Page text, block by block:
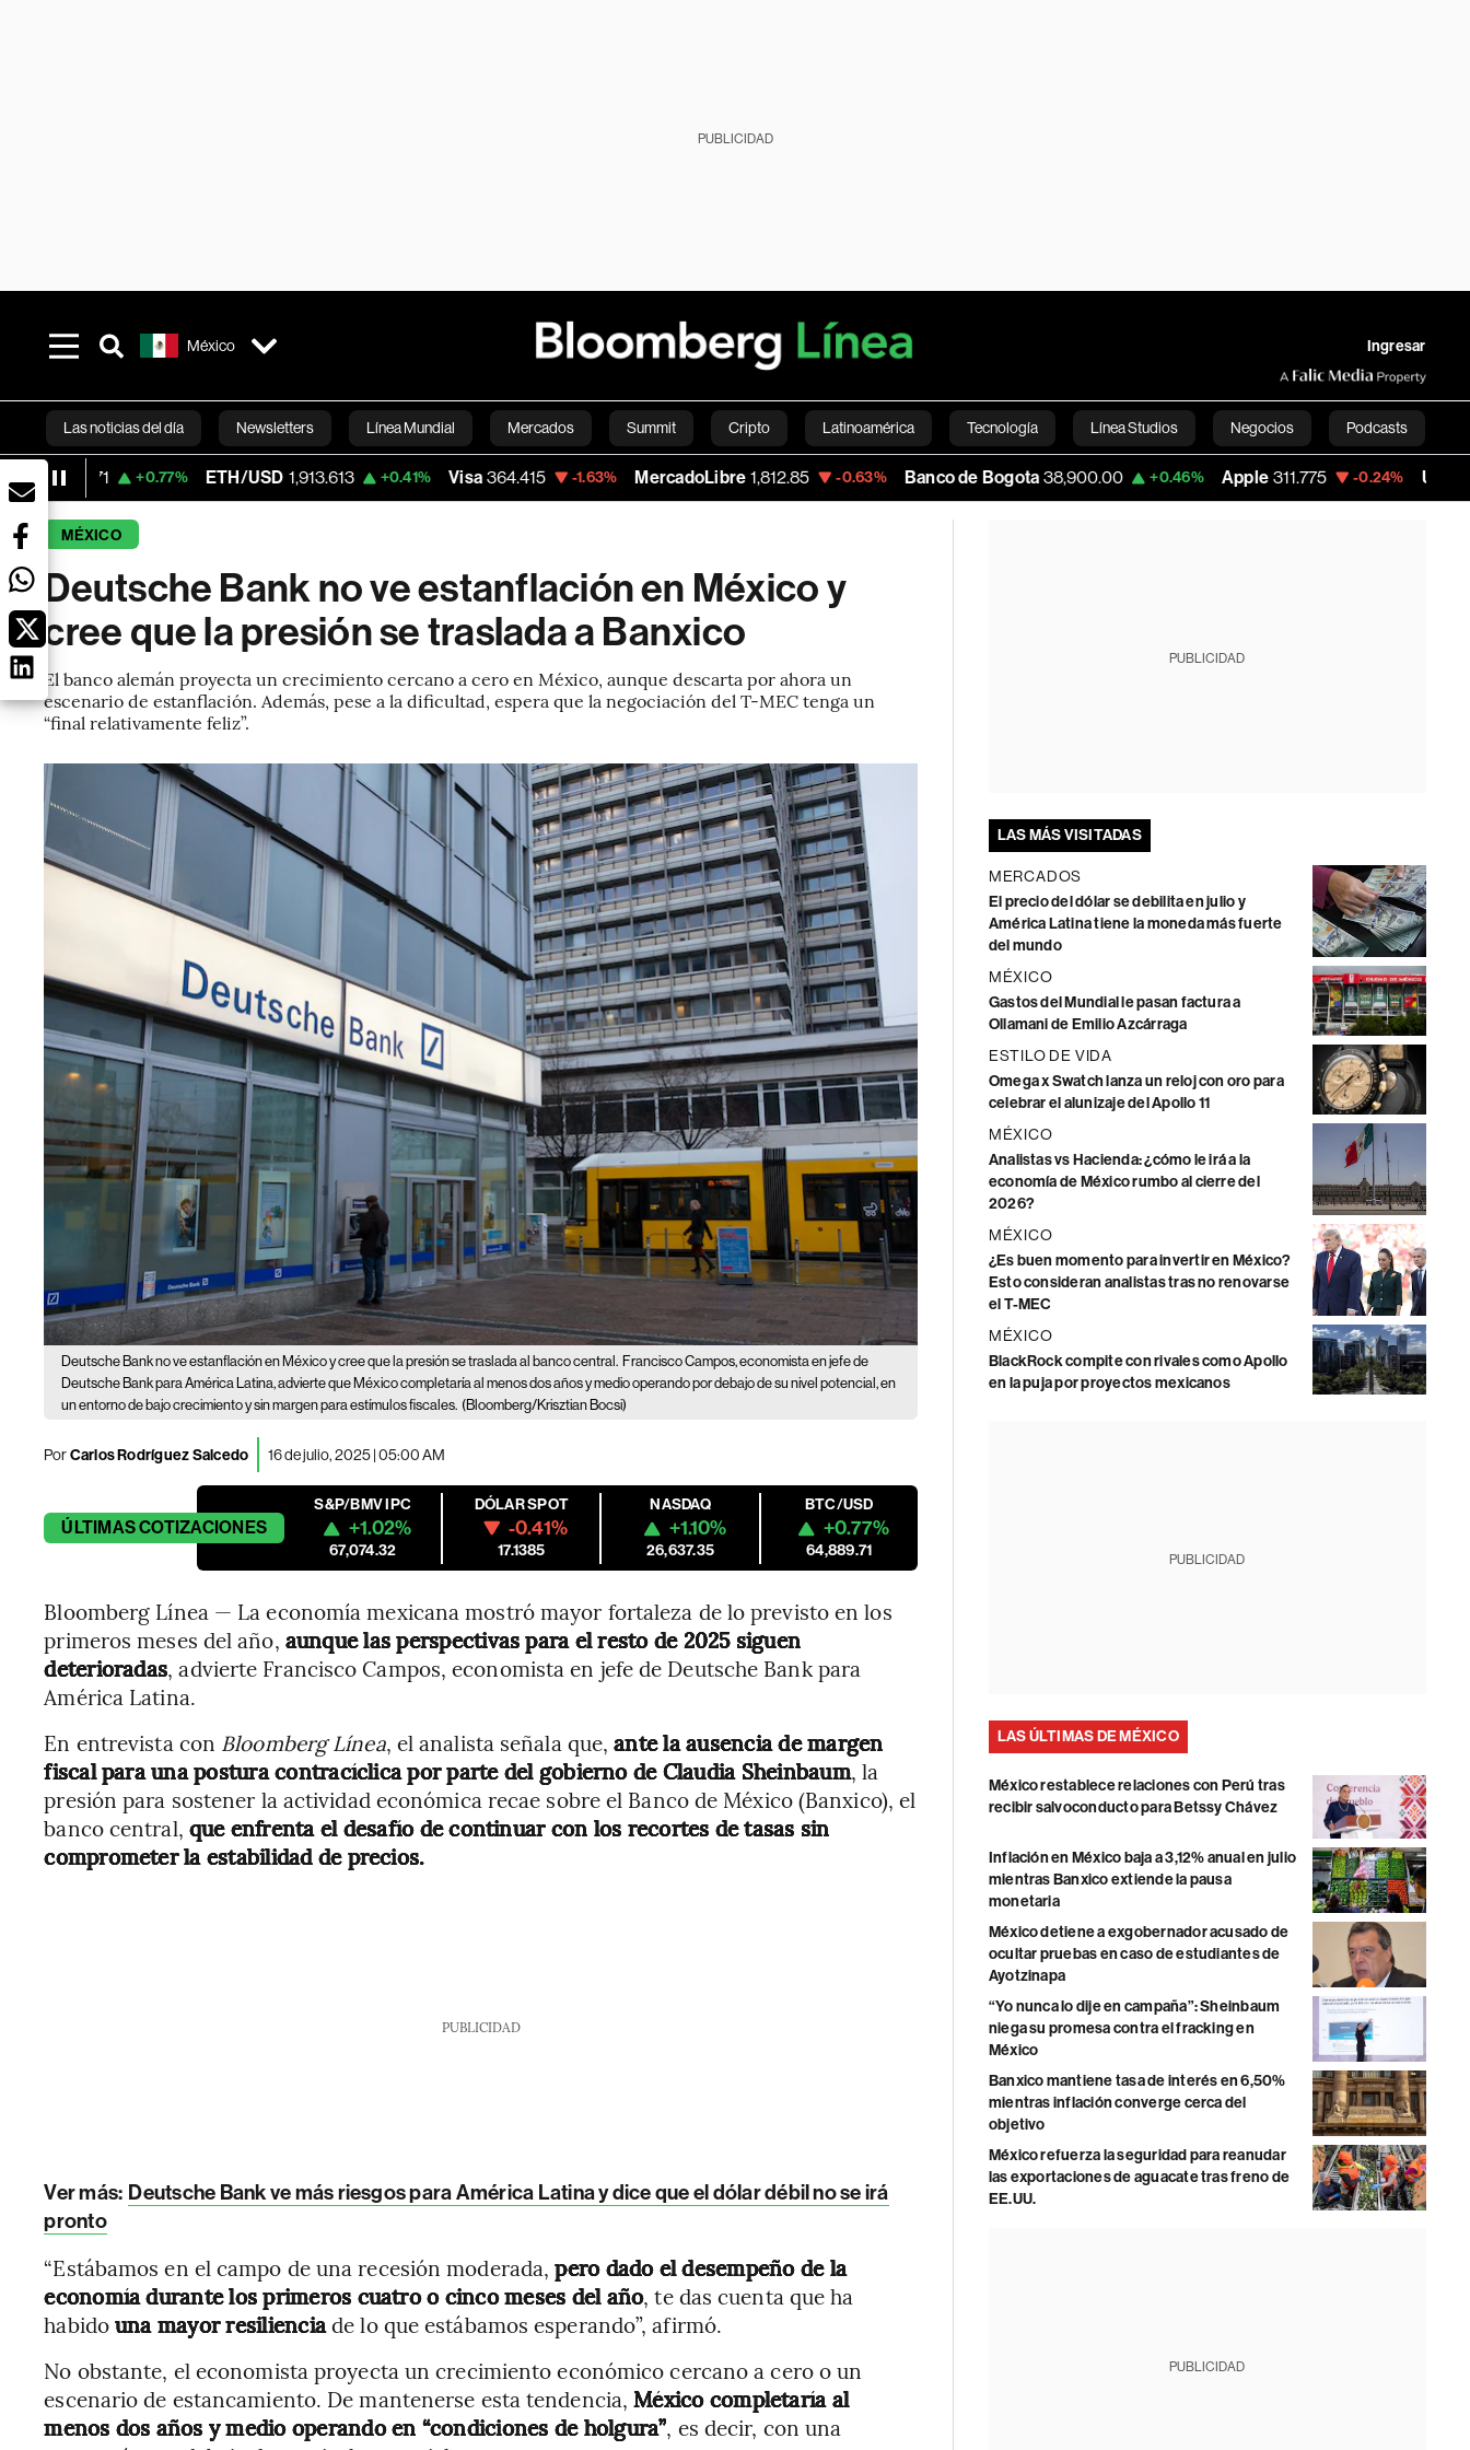
PUBLICIDAD
México Ingresar
Las noticias del día Newsletters Línea Mundial Mercados Summit Cripto Latinoamérica Tecnología Línea Studios Negocios Podcasts
Bloomberg Green Economía Estilo de vida Mundo Videos English
ETH/USD 1,913.613 +0.41% Visa 364.415 -1.63% MercadoLibre 1,812.85 -0.63% Banco de Bogota 38,900.00 +0.46% Apple 311.775 -0.24% USD COP 3,162.25
MÉXICO
Deutsche Bank no ve estanflación en México y
cree que la presión se traslada a Banxico
El banco alemán proyecta un crecimiento cercano a cero en México, aunque descarta por ahora un
escenario de estanflación. Además, pese a la dificultad, espera que la negociación del T-MEC tenga un
“final relativamente feliz”.
Deutsche Bank no ve estanflación en México y cree que la presión se traslada al banco central. Francisco Campos, economista en jefe de
Deutsche Bank para América Latina, advierte que México completaría al menos dos años y medio operando por debajo de su nivel potencial, en
un entorno de bajo crecimiento y sin margen para estímulos fiscales. (Bloomberg/Krisztian Bocsi)
PorCarlos Rodríguez Salcedo 16 de julio, 2025 | 05:00 AM
ÚLTIMASCOTIZACIONES
S&P/BMV IPC
+1.02%
67,074.32
DÓLAR SPOT
-0.41%
17.1385
NASDAQ
+1.10%
26,637.35
BTC/USD
+0.77%
64,889.71
Bloomberg Línea — La economía mexicana mostró mayor fortaleza de lo previsto en los
primeros meses del año, aunque las perspectivas para el resto de 2025 siguen
deterioradas, advierte Francisco Campos, economista en jefe de Deutsche Bank para
América Latina.
En entrevista con Bloomberg Línea, el analista señala que,ante la ausencia de margen
fiscal para una postura contracíclica por parte del gobierno de Claudia Sheinbaum, la
presión para sostener la actividad económica recae sobre el Banco de México (Banxico), el
banco central, que enfrenta el desafío de continuar con los recortes de tasas sin
comprometer la estabilidad de precios.
PUBLICIDAD
Ver más: Deutsche Bank ve más riesgos para América Latina y dice que el dólar débil no se irá
pronto
“Estábamos en el campo de una recesión moderada, pero dado el desempeño de la
economía durante los primeros cuatro o cinco meses del año, te das cuenta que ha
habidouna mayor resilienciade lo que estábamos esperando”, afirmó.
No obstante, el economista proyecta un crecimiento económico cercano a cero o un
escenario de estancamiento. De mantenerse esta tendencia,México completaría al
menos dos años y medio operando en “condiciones de holgura”, es decir, con una
PUBLICIDAD
LAS MÁS VISITADAS
MERCADOS
El precio del dólar se debilita en julio y
América Latina tiene la moneda más fuerte
del mundo
MÉXICO
Gastos del Mundial le pasan factura a
Ollamani de Emilio Azcárraga
ESTILO DE VIDA
Omega x Swatch lanza un reloj con oro para
celebrar el alunizaje del Apollo 11
MÉXICO
Analistas vs Hacienda: ¿cómo le irá a la
economía de México rumbo al cierre del
2026?
MÉXICO
¿Es buen momento para invertir en México?
Esto consideran analistas tras no renovarse
el T-MEC
MÉXICO
BlackRock compite con rivales como Apollo
en la puja por proyectos mexicanos
PUBLICIDAD
LAS ÚLTIMAS DE MÉXICO
México restablece relaciones con Perú tras
recibir salvoconducto para Betssy Chávez
Inflación en México baja a 3,12% anual en julio
mientras Banxico extiende la pausa
monetaria
México detiene a exgobernador acusado de
ocultar pruebas en caso de estudiantes de
Ayotzinapa
“Yo nunca lo dije en campaña”: Sheinbaum
niega su promesa contra el fracking en
México
Banxico mantiene tasa de interés en 6,50%
mientras inflación converge cerca del
objetivo
México refuerza la seguridad para reanudar
las exportaciones de aguacate tras freno de
EE.UU.
PUBLICIDAD